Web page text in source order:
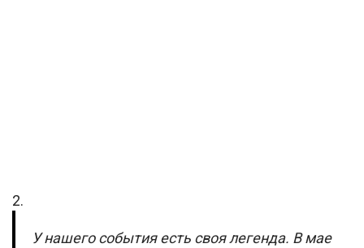
2.
У нашего события есть своя легенда. В мае